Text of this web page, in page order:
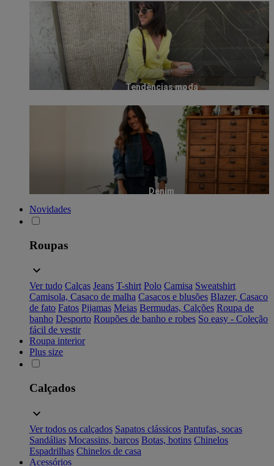
Tendências moda
Denim
Novidades
Roupas
Ver tudo Calças Jeans T-shirt Polo Camisa Sweatshirt
Camisola, Casaco de malha Casacos e blusões Blazer, Casaco
de fato Fatos Pijamas Meias Bermudas, Calções Roupa de
banho Desporto Roupões de banho e robes So easy - Coleção
fácil de vestir
Roupa interior
Plus size
Calçados
Ver todos os calçados Sapatos clássicos Pantufas, socas
Sandálias Mocassins, barcos Botas, botins Chinelos
Espadrilhas Chinelos de casa
Acessórios